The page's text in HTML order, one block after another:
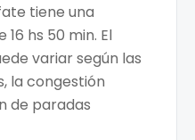
tiene una
hs 50 min. El
variar según las
la congestión
de paradas